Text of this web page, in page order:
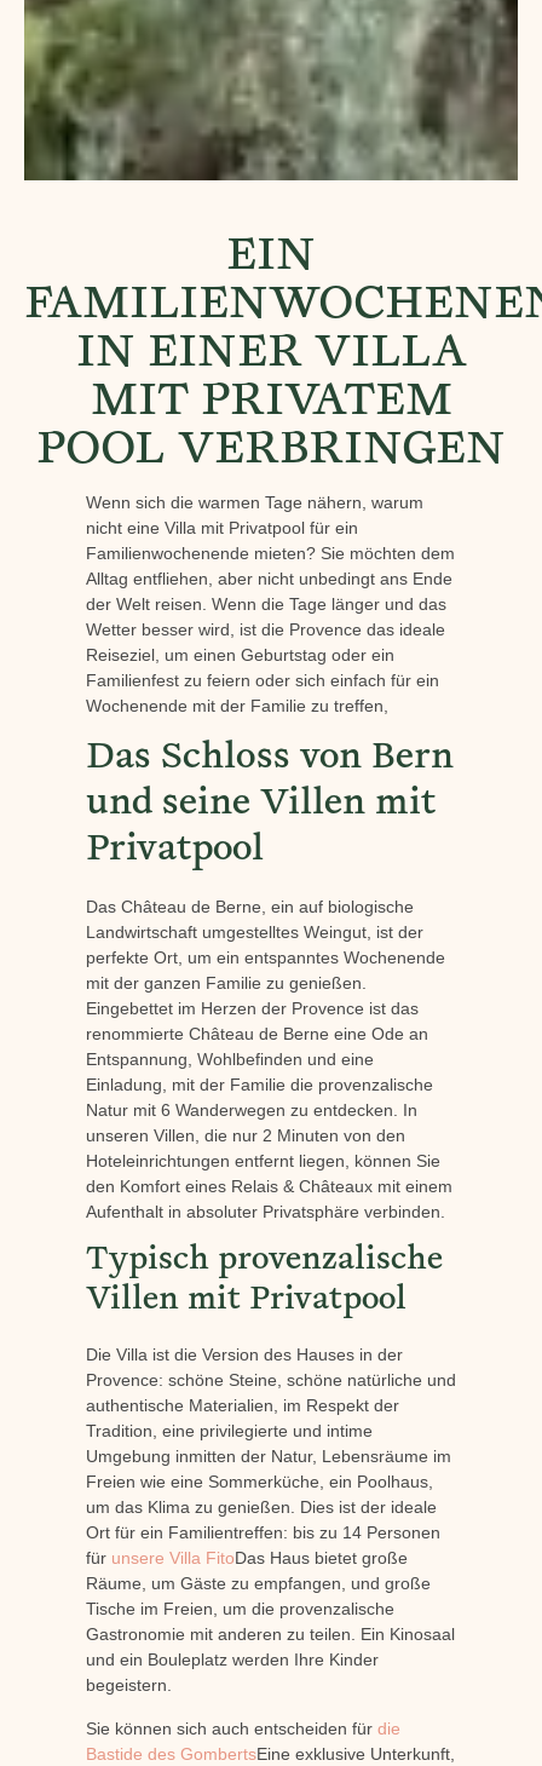
EIN
IN EINER VILLA
MIT PRIVATEM
POOL VERBRINGEN
Wenn sich die warmen Tage nähern, warum
nicht eine Villa mit Privatpool für ein
Familienwochenende mieten? Sie möchten dem
Alltag entfliehen, aber nicht unbedingt ans Ende
der Welt reisen. Wenn die Tage länger und das
Wetter besser wird, ist die Provence das ideale
Reiseziel, um einen Geburtstag oder ein
Familienfest zu feiern oder sich einfach für ein
Wochenende mit der Familie zu treffen,
Das Schloss von Bern
und seine Villen mit
Privatpool
Das Château de Berne, ein auf biologische
Landwirtschaft umgestelltes Weingut, ist der
perfekte Ort, um ein entspanntes Wochenende
mit der ganzen Familie zu genießen.
Eingebettet im Herzen der Provence ist das
renommierte Château de Berne eine Ode an
Entspannung, Wohlbefinden und eine
Einladung, mit der Familie die provenzalische
Natur mit 6 Wanderwegen zu entdecken. In
unseren Villen, die nur 2 Minuten von den
Hoteleinrichtungen entfernt liegen, können Sie
den Komfort eines Relais & Châteaux mit einem
Aufenthalt in absoluter Privatsphäre verbinden.
Typisch provenzalische
Villen mit Privatpool
Die Villa ist die Version des Hauses in der
Provence: schöne Steine, schöne natürliche und
authentische Materialien, im Respekt der
Tradition, eine privilegierte und intime
Umgebung inmitten der Natur, Lebensräume im
Freien wie eine Sommerküche, ein Poolhaus,
um das Klima zu genießen. Dies ist der ideale
Ort für ein Familientreffen: bis zu 14 Personen
für unsere Villa FitoDas Haus bietet große
Räume, um Gäste zu empfangen, und große
Tische im Freien, um die provenzalische
Gastronomie mit anderen zu teilen. Ein Kinosaal
und ein Bouleplatz werden Ihre Kinder
begeistern.
Sie können sich auch entscheiden für die
Bastide des GombertsEine exklusive Unterkunft,